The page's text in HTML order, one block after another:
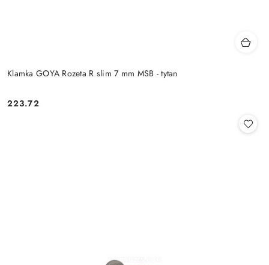
Klamka GOYA Rozeta R slim 7 mm MSB - tytan
Cena:
223.72